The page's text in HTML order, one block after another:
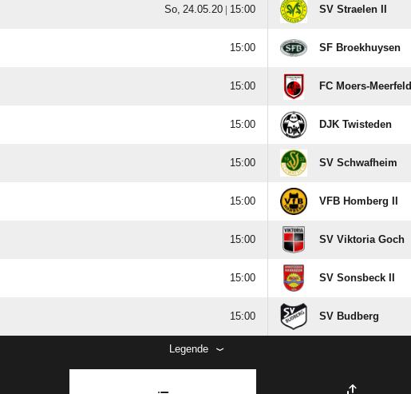
  |  SV Straelen II
 SF Broekhuysen
 FC Moers-Meerfeld
 DJK Twisteden
 SV Schwafheim
 VFB Homberg II
 SV Viktoria Goch
 SV Sonsbeck II
 SV Budberg
Legende